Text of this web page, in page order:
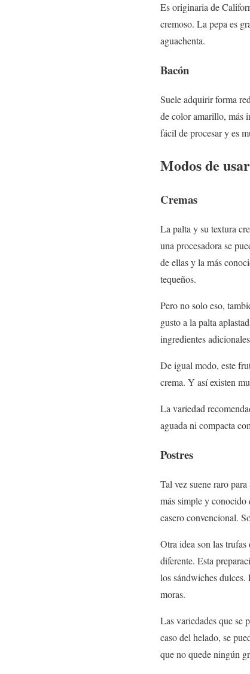
Es originaria de
cremoso. La pepa es
aguachenta.
Bacón
Suele adquirir forma
de color amarillo, más
fácil de procesar y es
Modos de
Cremas
La palta y su textura
una procesadora se
de ellas y la más
tequeños.
Pero no solo eso,
gusto a la palta
ingredientes
De igual modo, este
crema. Y así existen
La variedad
aguada ni compacta
Postres
Tal vez suene raro
más simple y conocido
casero convencional.
Otra idea son las
diferente. Esta
los sándwiches dulces.
moras.
Las variedades que se
caso del helado, se
que no quede ningún